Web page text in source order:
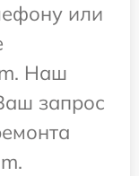
или
Наш
запрос